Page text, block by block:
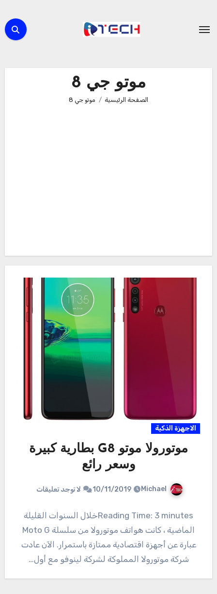
المحتوى
موتو جي 8
الصفحة الرئيسية موتو جي 8
الاجهزة الذكية
موتورولا موتو G8 بطارية كبيرة
وسعر رائع
Michael
10/11/2019 لا توجد تعليقات
Reading Time: 3 minutesخلال السنوات القليلة
الماضية ، كانت هواتف موتورولا من سلسلة Moto G
عبارة عن أجهزة اقتصادية ممتازة باستمرار. الآن عادت
شركة موتورولا المملوكة لشركة لينوفو مع أول…